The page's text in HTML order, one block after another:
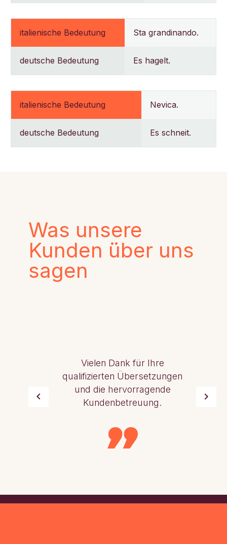
italienische Bedeutung Sta grandinando.
deutsche Bedeutung Es hagelt.
italienische Bedeutung Nevica.
deutsche Bedeutung Es schneit.
Was unsere
Kunden über uns
sagen
Vielen Dank für Ihre
qualifizierten Übersetzungen
und die hervorragende
Kundenbetreuung.